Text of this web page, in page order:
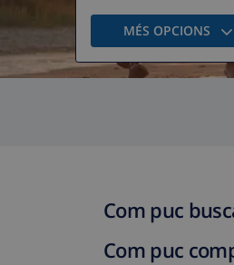
MÉS OPCIONS
Com puc
Com puc